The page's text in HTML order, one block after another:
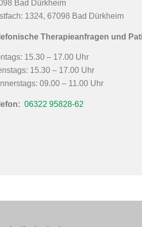
Bad Dürkheim
1324, 67098 Bad Dürkheim
Therapieanfragen und
15.30 – 17.00 Uhr
15.30 – 17.00 Uhr
09.00 – 11.00 Uhr
06322 95828-62